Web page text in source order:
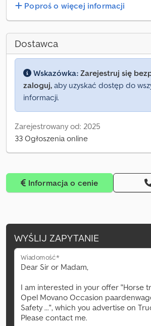
Poproś o więcej informacji
Dostawca
Wskazówka: Zarejestruj się
zaloguj, aby uzyskać dostęp do
informacji.
Zarejestrowany od: 2025
33 Ogłoszenia online
Informacja o cenie
WYŚLIJ ZAPYTANIE
Wiadomość*